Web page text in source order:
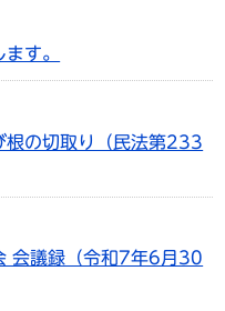
す。
根の切取り（民法第233
会議録（令和7年6月30